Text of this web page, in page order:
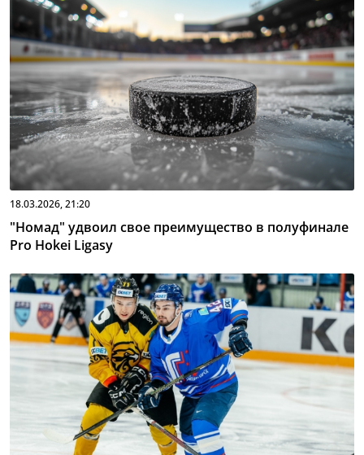
18.03.2026, 21:20
"Номад" удвоил свое преимущество в полуфинале
Pro Hokei Ligasy